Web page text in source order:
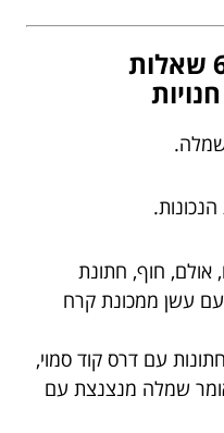
לפני שמודדים בכלל: 6 שאלות
אולם, חוף, חתונת
עשן ממכונת קרח
עם דרס קוד סמוי,
אומר שמלה מנצנצת עם